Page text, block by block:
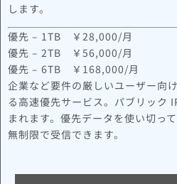
します。
優先 – 1TB ￥28,000/月
優先 – 2TB ￥56,000/月
優先 – 6TB ￥168,000/月
企業など要件の厳しいユーザー向
る高速優先サービス。パブリック
まれます。優先データを使い切っ
無制限で受信できます。